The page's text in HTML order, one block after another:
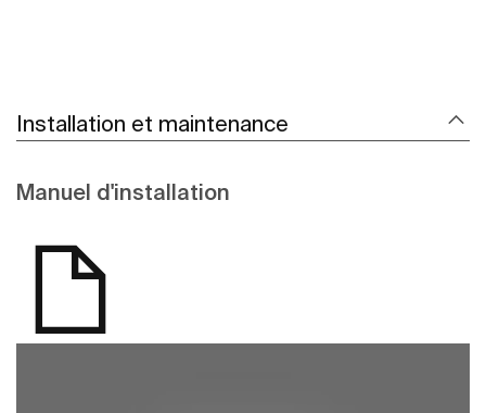
Installation et maintenance
Manuel d'installation